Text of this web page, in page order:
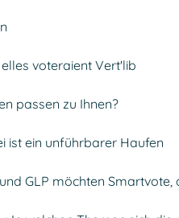
voteraient Vert'lib
passen zu Ihnen?
ist ein unführbarer Haufen
GLP möchten